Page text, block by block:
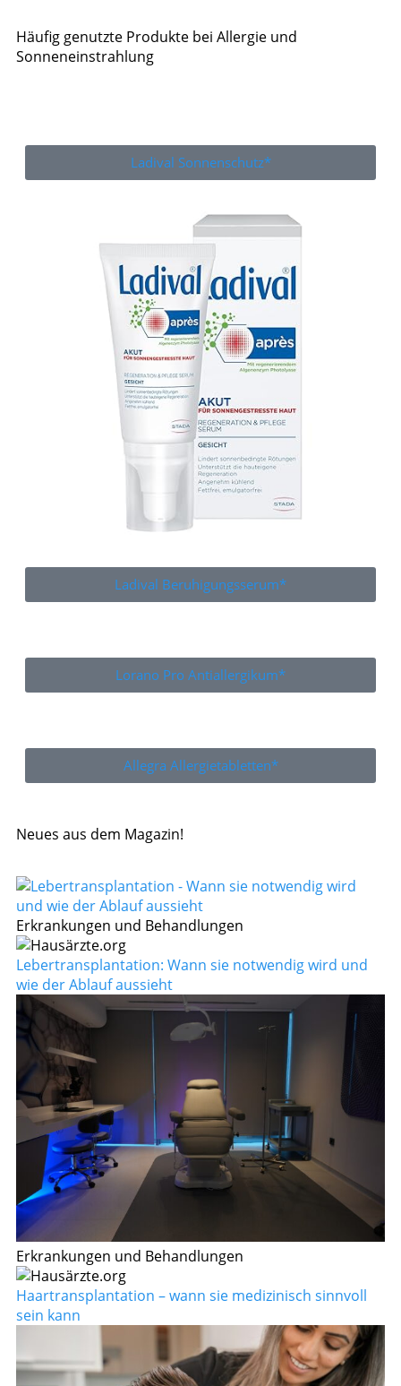
Häufig genutzte Produkte bei Allergie und
Sonneneinstrahlung
Ladival Sonnenschutz*
Ladival Beruhigungsserum*
Lorano Pro Antiallergikum*
Allegra Allergietabletten*
Neues aus dem Magazin!
Erkrankungen und Behandlungen
Lebertransplantation: Wann sie notwendig wird und
wie der Ablauf aussieht
Erkrankungen und Behandlungen
Haartransplantation – wann sie medizinisch sinnvoll
sein kann